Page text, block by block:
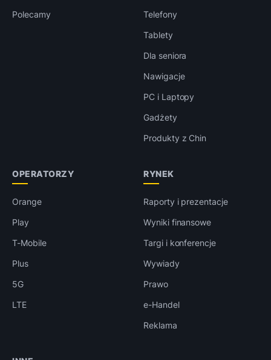
Polecamy
Telefony
Tablety
Dla seniora
Nawigacje
PC i Laptopy
Gadżety
Produkty z Chin
OPERATORZY
Orange
Play
T-Mobile
Plus
5G
LTE
RYNEK
Raporty i prezentacje
Wyniki finansowe
Targi i konferencje
Wywiady
Prawo
e-Handel
Reklama